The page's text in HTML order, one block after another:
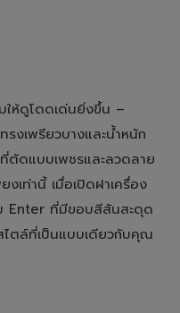
ให้ดูโดดเด่นยิ่งขึ้น –
งเพรียวบางและน้ำหนัก
ตัดแบบเพชรและลวดลาย
เท่านี้ เมื่อเปิดฝาเครื่อง
Enter ที่มีขอบสีสันสะดุด
ตล์ที่เป็นแบบเดียวกับคุณ